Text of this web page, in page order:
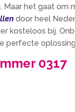
het gaat om
door heel
kosteloos bij.
perfecte
0317